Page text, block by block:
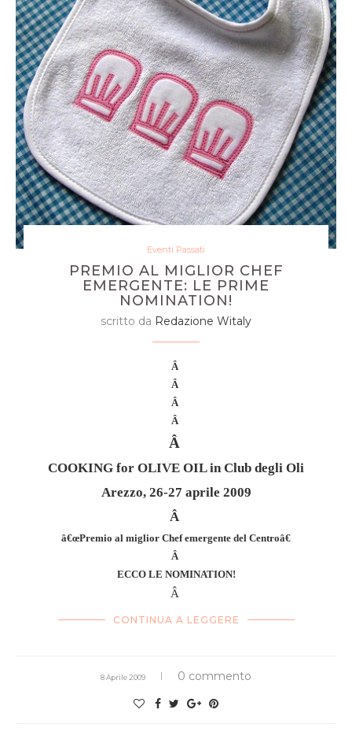
Eventi Passati
PREMIO AL MIGLIOR CHEF
EMERGENTE: LE PRIME
NOMINATION!
scritto da Redazione Witaly
Â
Â
Â
Â
Â
COOKING for OLIVE OIL in Club degli Oli
Arezzo, 26-27 aprile 2009
Â
â€œPremio al miglior Chef emergente del Centroâ€
Â
ECCO LE NOMINATION!
Â
CONTINUA A LEGGERE
8 Aprile 2009 0 commento